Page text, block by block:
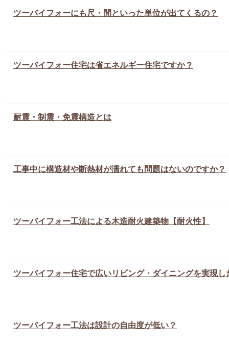
ツーバイフォーにも尺・間といった単位が出てくるの？
ツーバイフォー住宅は省エネルギー住宅ですか？
耐震・制震・免震構造とは
工事中に構造材や断熱材が濡れても問題はないのですか？
ツーバイフォー工法による木造耐火建築物【耐火性】
ツーバイフォー住宅で広いリビング・ダイニングを実現し
ツーバイフォー工法は設計の自由度が低い？